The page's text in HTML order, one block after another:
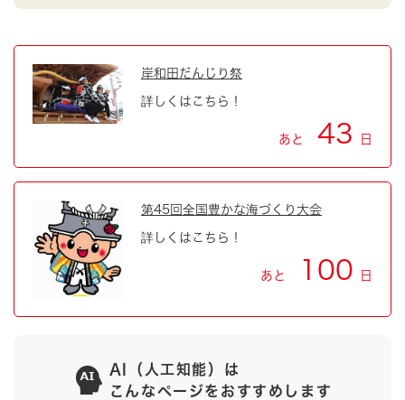
岸和田だんじり祭
詳しくはこちら！
あと 43 日
第45回全国豊かな海づくり大会
詳しくはこちら！
あと 100 日
AI（人工知能）は
こんなページをおすすめします